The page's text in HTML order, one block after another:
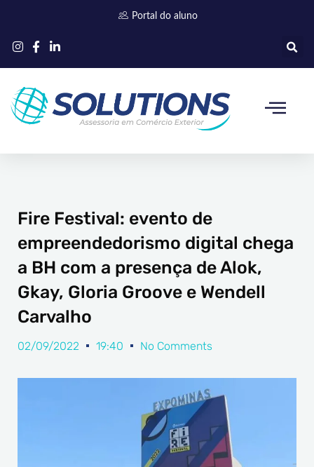
conteúdo
Portal do aluno
Fire Festival: evento de
empreendedorismo digital chega
a BH com a presença de Alok,
Gkay, Gloria Groove e Wendell
Carvalho
02/09/2022 19:40 No Comments